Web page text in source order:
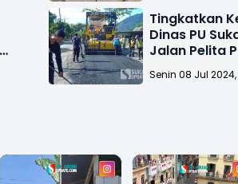
Tingkatkan
Dinas PU
Jalan Pelita
Senin 08 Jul 2024,